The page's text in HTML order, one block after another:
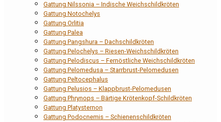
Gattung Nilssonia – Indische Weichschildkröten
Gattung Notochelys
Gattung Orlitia
Gattung Palea
Gattung Pangshura – Dachschildkröten
Gattung Pelochelys – Riesen-Weichschildkröten
Gattung Pelodiscus – Fernöstliche Weichschildkröten
Gattung Pelomedusa – Starrbrust-Pelomedusen
Gattung Peltocephalus
Gattung Pelusios – Klappbrust-Pelomedusen
Gattung Phrynops – Bärtige Krötenkopf-Schildkröten
Gattung Platysternon
Gattung Podocnemis – Schienenschildkröten